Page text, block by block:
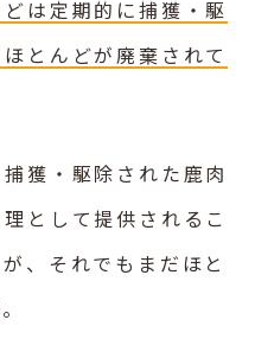
は定期的に捕獲・駆
とんどが廃棄されて
獲・駆除された鹿肉
として提供されるこ
、それでもまだほと